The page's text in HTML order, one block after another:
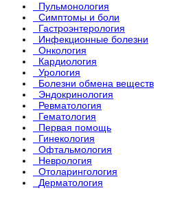
Пульмонология
Симптомы и боли
Гастроэнтерология
Инфекционные болезни
Онкология
Кардиология
Урология
Болезни обмена веществ
Эндокринология
Ревматология
Гематология
Первая помощь
Гинекология
Офтальмология
Неврология
Отоларингология
Дерматология